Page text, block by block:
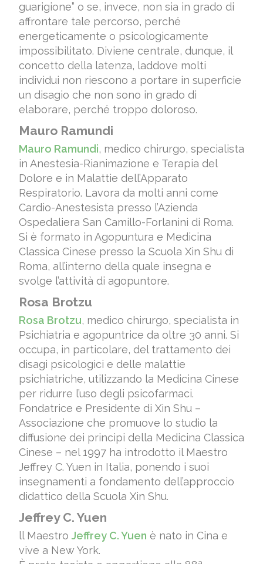
guarigione” o se, invece, non sia in grado di
affrontare tale percorso, perché
energeticamente o psicologicamente
impossibilitato. Diviene centrale, dunque, il
concetto della latenza, laddove molti
individui non riescono a portare in superficie
un disagio che non sono in grado di
elaborare, perché troppo doloroso.
Mauro Ramundi
Mauro Ramundi, medico chirurgo, specialista
in Anestesia-Rianimazione e Terapia del
Dolore e in Malattie dell’Apparato
Respiratorio. Lavora da molti anni come
Cardio-Anestesista presso l’Azienda
Ospedaliera San Camillo-Forlanini di Roma.
Si è formato in Agopuntura e Medicina
Classica Cinese presso la Scuola Xin Shu di
Roma, all’interno della quale insegna e
svolge l’attività di agopuntore.
Rosa Brotzu
Rosa Brotzu, medico chirurgo, specialista in
Psichiatria e agopuntrice da oltre 30 anni. Si
occupa, in particolare, del trattamento dei
disagi psicologici e delle malattie
psichiatriche, utilizzando la Medicina Cinese
per ridurre l’uso degli psicofarmaci.
Fondatrice e Presidente di Xin Shu –
Associazione che promuove lo studio la
diffusione dei principi della Medicina Classica
Cinese – nel 1997 ha introdotto il Maestro
Jeffrey C. Yuen in Italia, ponendo i suoi
insegnamenti a fondamento dell’approccio
didattico della Scuola Xin Shu.
Jeffrey C. Yuen
ll Maestro Jeffrey C. Yuen è nato in Cina e
vive a New York.